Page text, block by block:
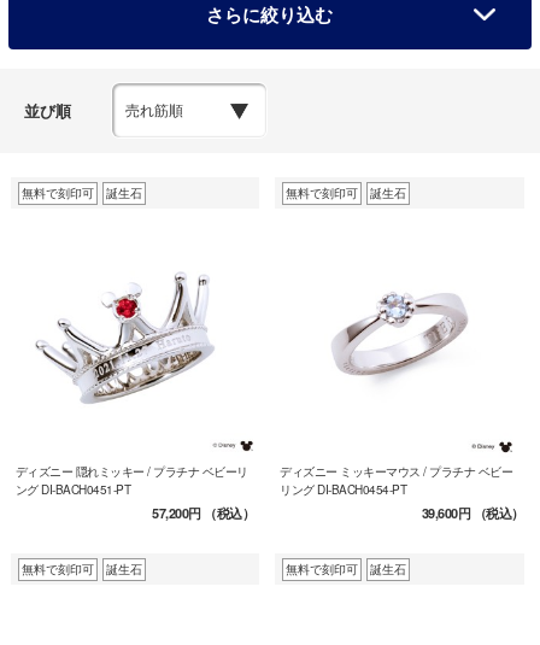
さらに絞り込む
並び順
無料で刻印可 誕生石
ディズニー 隠れミッキー / プラチナ ベビーリ
ング DI-BACH0451-PT
57,200円（税込）
無料で刻印可 誕生石
ディズニー ミッキーマウス / プラチナ ベビー
リング DI-BACH0454-PT
39,600円（税込）
無料で刻印可 誕生石 無料で刻印可 誕生石